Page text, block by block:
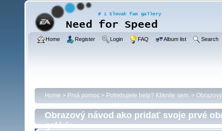
Home Register Login FAQ Album list Search
Home > Prvá pomoc > Potrebujete help? Kliknite sem. >
Obrazový návod ako pridať svoje prvé
galérie